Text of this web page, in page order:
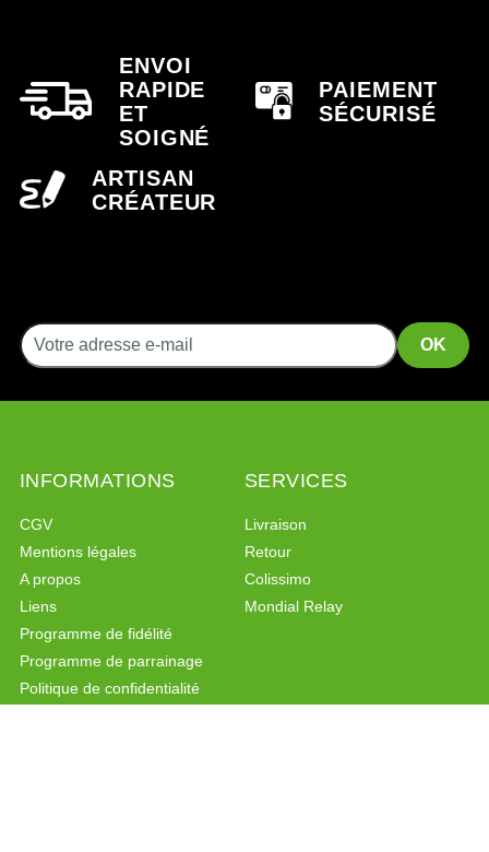
ENVOI
RAPIDE
ET
SOIGNÉ
PAIEMENT
SÉCURISÉ
ARTISAN
CRÉATEUR
INFORMATIONS
CGV
Mentions légales
A propos
Liens
Programme de fidélité
Programme de parrainage
Politique de confidentialité
SERVICES
Livraison
Retour
Colissimo
Mondial Relay